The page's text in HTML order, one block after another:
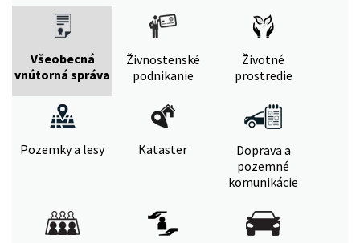
Všeobecná
vnútorná správa
Živnostenské
podnikanie
Životné
prostredie
Pozemky a lesy Kataster
Doprava a
pozemné
komunikácie